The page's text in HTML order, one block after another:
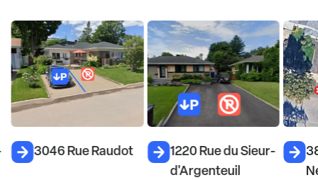
3046 Rue Raudot
1220 Rue du Sieur-
d'Argenteuil